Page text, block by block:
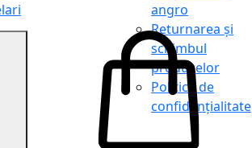
angro
Returnarea și
schimbul
produselor
Politica de
confidențialitate